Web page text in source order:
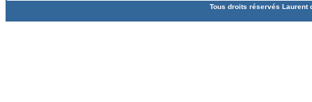
Tous droits réservés Laurent